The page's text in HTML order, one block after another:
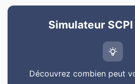
Simulateur
Découvrez combien peut